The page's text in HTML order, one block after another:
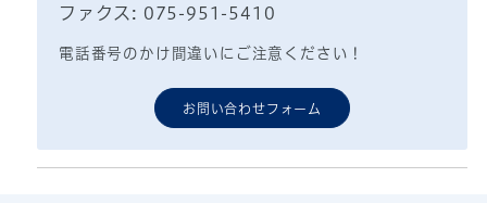
ファクス: 075-951-5410
電話番号のかけ間違いにご注意ください！
お問い合わせフォーム